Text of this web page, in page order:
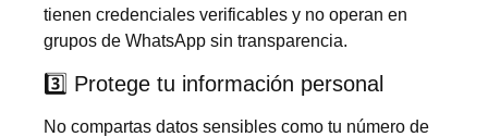
tienen credenciales verificables y no operan en
grupos de WhatsApp sin transparencia.
3️⃣ Protege tu información personal
No compartas datos sensibles como tu número de